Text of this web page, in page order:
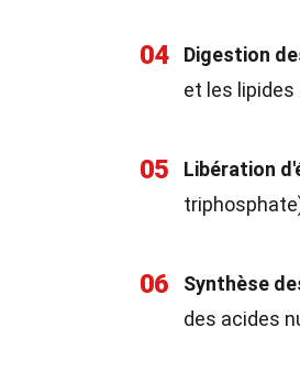
04 Digestion
et les
05 Libération
06 Synthèse
des acides